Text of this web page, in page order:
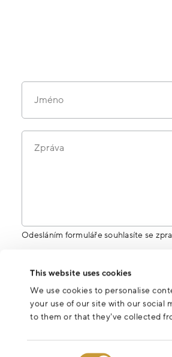
This website uses cookies
We use cookies to personalise
your use of our site with our social
to them or that they’ve collected
Jméno
Zpráva
Odesláním formuláře souhlasíte se